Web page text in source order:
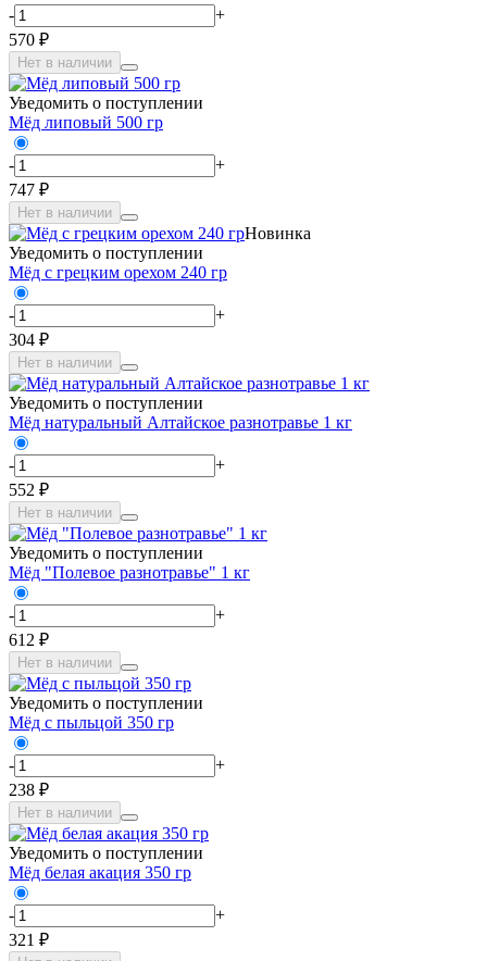
-
+
570 ₽
Нет в наличии
Уведомить о поступлении
Мёд липовый 500 гр
-
+
747 ₽
Нет в наличии
Новинка
Уведомить о поступлении
Мёд с грецким орехом 240 гр
-
+
304 ₽
Нет в наличии
Уведомить о поступлении
Мёд натуральный Алтайское разнотравье 1 кг
-
+
552 ₽
Нет в наличии
Уведомить о поступлении
Мёд "Полевое разнотравье" 1 кг
-
+
612 ₽
Нет в наличии
Уведомить о поступлении
Мёд с пыльцой 350 гр
-
+
238 ₽
Нет в наличии
Уведомить о поступлении
Мёд белая акация 350 гр
-
+
321 ₽